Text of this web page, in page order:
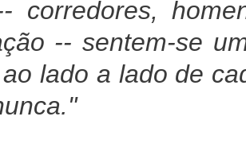
corredores,
-- sentem-se
lado a lado de